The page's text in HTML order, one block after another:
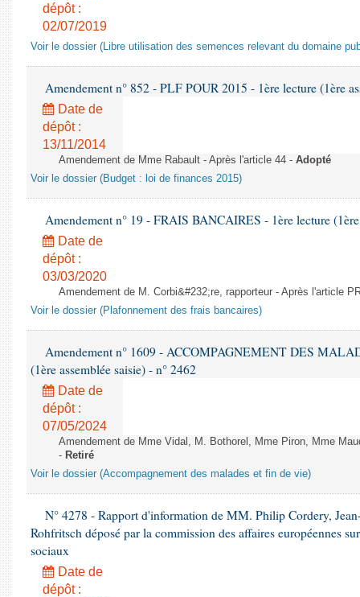
dépôt :
02/07/2019
Voir le dossier (Libre utilisation des semences relevant du domaine
Amendement n° 852 - PLF POUR 2015 - 1ère lecture (1ère
Date de
dépôt :
13/11/2014
Amendement de Mme Rabault - Après l'article 44 - Adopté
Voir le dossier (Budget : loi de finances 2015)
Amendement n° 19 - FRAIS BANCAIRES - 1ère lecture
Date de
dépôt :
03/03/2020
Amendement de M. Corbi&#232;re, rapporteur - Après l'article
Voir le dossier (Plafonnement des frais bancaires)
Amendement n° 1609 - ACCOMPAGNEMENT DES
(1ère assemblée saisie) - n° 2462
Date de
dépôt :
07/05/2024
Amendement de Mme Vidal, M. Bothorel, Mme Piron, Mme
- Retiré
Voir le dossier (Accompagnement des malades et fin de vie)
N° 4278 - Rapport d'information de MM. Philip Cordery,
Rohfritsch déposé par la commission des affaires européennes
sociaux
Date de
dépôt :